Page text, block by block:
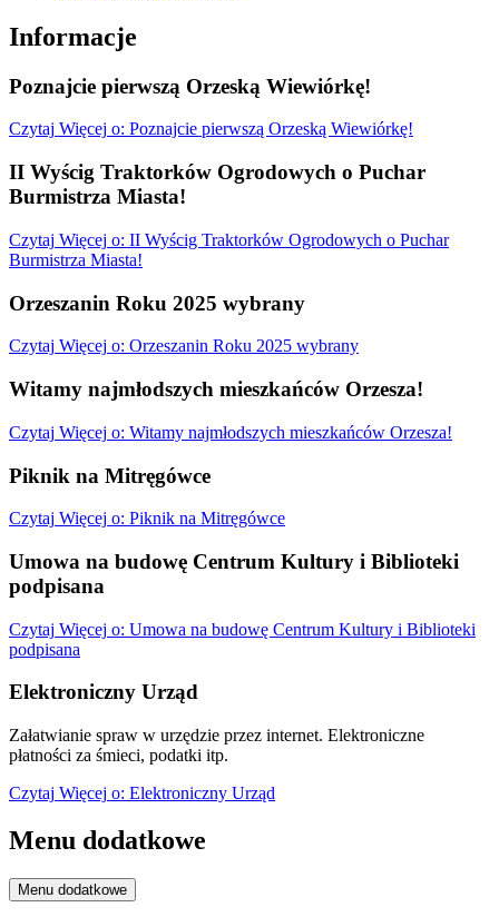
Informacje
Poznajcie pierwszą Orzeską Wiewiórkę!
Czytaj Więcej o: Poznajcie pierwszą Orzeską Wiewiórkę!
II Wyścig Traktorków Ogrodowych o Puchar
Burmistrza Miasta!
Czytaj Więcej o: II Wyścig Traktorków Ogrodowych o Puchar
Burmistrza Miasta!
Orzeszanin Roku 2025 wybrany
Czytaj Więcej o: Orzeszanin Roku 2025 wybrany
Witamy najmłodszych mieszkańców Orzesza!
Czytaj Więcej o: Witamy najmłodszych mieszkańców Orzesza!
Piknik na Mitręgówce
Czytaj Więcej o: Piknik na Mitręgówce
Umowa na budowę Centrum Kultury i Biblioteki
podpisana
Czytaj Więcej o: Umowa na budowę Centrum Kultury i Biblioteki
podpisana
Elektroniczny Urząd
Załatwianie spraw w urzędzie przez internet. Elektroniczne
płatności za śmieci, podatki itp.
Czytaj Więcej o: Elektroniczny Urząd
Menu dodatkowe
Menu dodatkowe